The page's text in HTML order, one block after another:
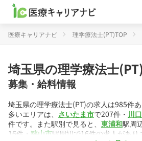
医療キャリアナビ 理学療法士(PT)TOP
埼玉県の理学療法士(PT)
募集・給料情報
埼玉県の理学療法士(PT)の求人は985件
多いエリアは、 さいたま市で207件・ 川
件です。また駅別で見ると、 東浦和駅周
16件・ 狭山市駅周辺で16件の求人があり